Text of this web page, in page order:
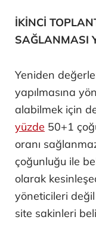
İKİNCİ
SAĞLANMASI
Yeniden
yapılmasına
alabilmek için
yüzde 50+1
oranı
çoğunluğu ile
olarak
yöneticileri
site sakinleri